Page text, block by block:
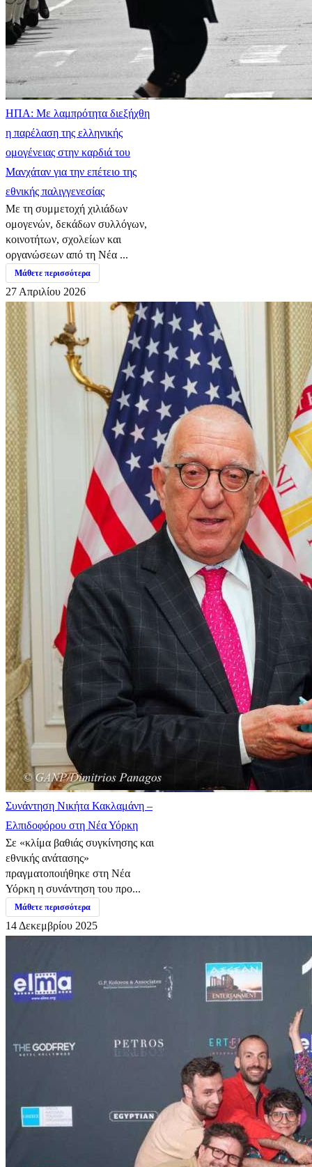
ΗΠΑ: Με λαμπρότητα διεξήχθη
η παρέλαση της ελληνικής
ομογένειας στην καρδιά του
Μανχάταν για την επέτειο της
εθνικής παλιγγενεσίας
Με τη συμμετοχή χιλιάδων
ομογενών, δεκάδων συλλόγων,
κοινοτήτων, σχολείων και
οργανώσεων από τη Νέα ...
Μάθετε περισσότερα
27 Απριλίου 2026
Συνάντηση Νικήτα Κακλαμάνη –
Ελπιδοφόρου στη Νέα Υόρκη
Σε «κλίμα βαθιάς συγκίνησης και
εθνικής ανάτασης»
πραγματοποιήθηκε στη Νέα
Υόρκη η συνάντηση του προ...
Μάθετε περισσότερα
14 Δεκεμβρίου 2025